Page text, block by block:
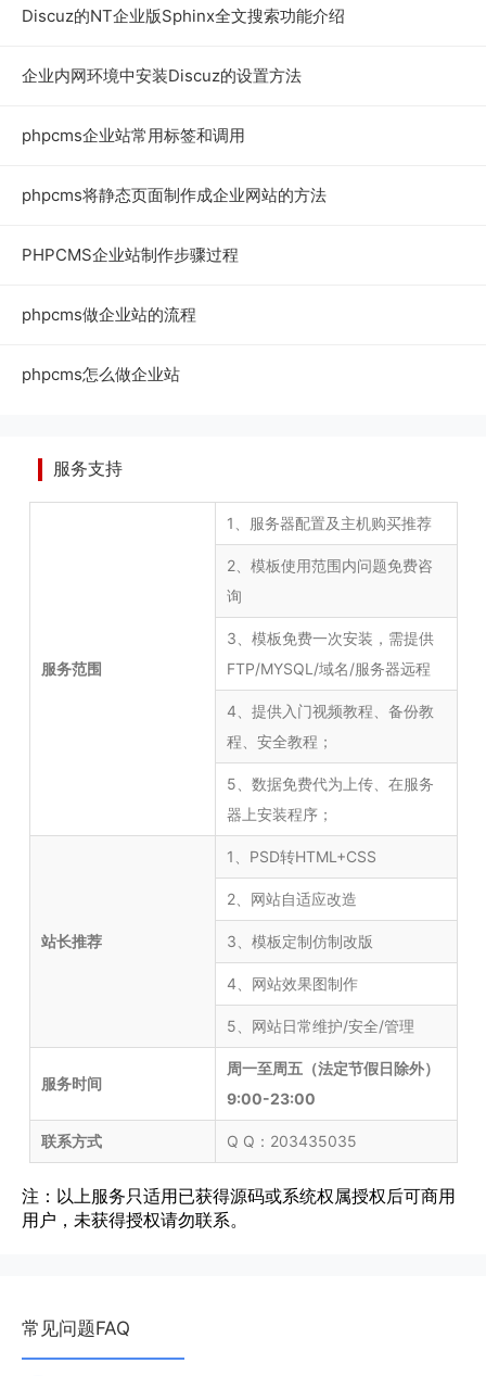
Discuz的NT企业版Sphinx全文搜索功能介绍
企业内网环境中安装Discuz的设置方法
phpcms企业站常用标签和调用
phpcms将静态页面制作成企业网站的方法
PHPCMS企业站制作步骤过程
phpcms做企业站的流程
phpcms怎么做企业站
服务支持
服务范围
1、服务器配置及主机购买推荐
2、模板使用范围内问题免费咨
询
3、模板免费一次安装，需提供
FTP/MYSQL/域名/服务器远程
4、提供入门视频教程、备份教
程、安全教程；
5、数据免费代为上传、在服务
器上安装程序；
站长推荐
1、PSD转HTML+CSS
2、网站自适应改造
3、模板定制仿制改版
4、网站效果图制作
5、网站日常维护/安全/管理
服务时间
周一至周五（法定节假日除外）
9:00-23:00
联系方式 Q Q：203435035
注：以上服务只适用已获得源码或系统权属授权后可商用
用户，未获得授权请勿联系。
常见问题FAQ